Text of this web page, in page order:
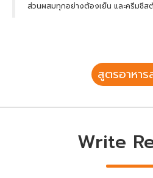
ส่วนผสมทุกอย่างต้องเย็น และครีมชีส
สูตรอาหาร
Write